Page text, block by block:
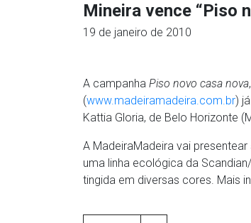
Mineira vence “Piso
19 de janeiro de 2010
A campanha Piso novo casa nova
(www.madeiramadeira.com.br)
Kattia Gloria, de Belo Horizonte
A MadeiraMadeira vai
uma linha ecológica da
tingida em diversas cores. Mais